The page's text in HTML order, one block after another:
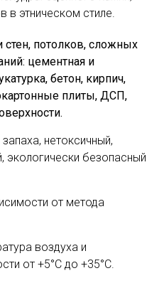
в этническом стиле.
потолков, сложных
цементная и
бетон, кирпич,
плиты, ДСП,
нетоксичный,
безопасный
от метода
воздуха и
от +5°С до +35°С.